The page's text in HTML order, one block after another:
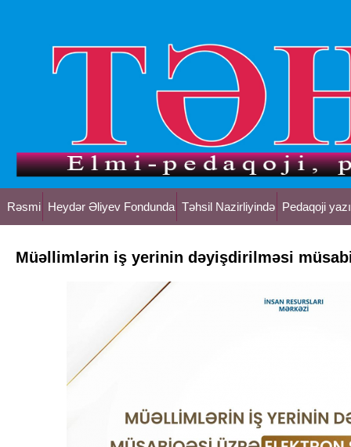
Rəsmi Heydər Əliyev Fondunda Təhsil Nazirliyində Pedaqoji
Müəllimlərin iş yerinin dəyişdirilməsi